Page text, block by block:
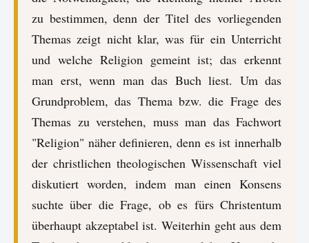
zu bestimmen, denn der Titel des vorliegenden
Themas zeigt nicht klar, was für ein Unterricht
und welche Religion gemeint ist; das erkennt
man erst, wenn man das Buch liest. Um das
Grundproblem, das Thema bzw. die Frage des
Themas zu verstehen, muss man das Fachwort
"Religion" näher definieren, denn es ist innerhalb
der christlichen theologischen Wissenschaft viel
diskutiert worden, indem man einen Konsens
suchte über die Frage, ob es fürs Christentum
überhaupt akzeptabel ist. Weiterhin geht aus dem